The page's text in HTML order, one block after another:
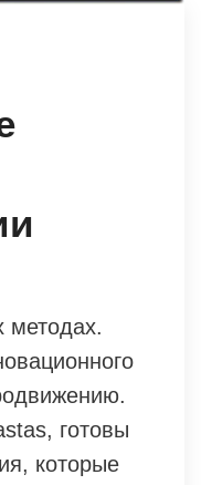
методах.
готовы
которые